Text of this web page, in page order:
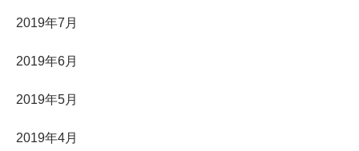
2019年7月
2019年6月
2019年5月
2019年4月